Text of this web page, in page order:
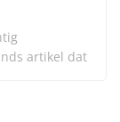
artikel dat